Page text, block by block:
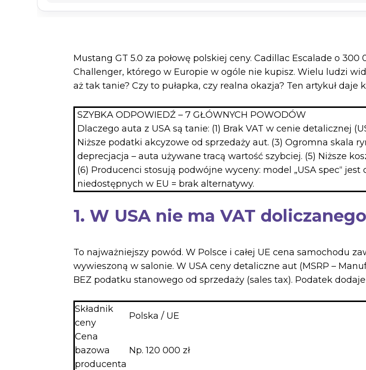
Mustang GT 5.0 za połowę polskiej ceny. Cadillac Escalade o
Challenger, którego w Europie w ogóle nie kupisz. Wielu ludzi
aż tak tanie? Czy to pułapka, czy realna okazja? Ten artykuł
SZYBKA ODPOWIEDŹ – 7 GŁÓWNYCH POWODÓW
Dlaczego auta z USA są tanie: (1) Brak VAT w cenie detalicznej
Niższe podatki akcyzowe od sprzedaży aut. (3) Ogromna skala
deprecjacja – auta używane tracą wartość szybciej. (5) Niższe
(6) Producenci stosują podwójne wyceny: model „USA spec“ jest
niedostępnych w EU = brak alternatywy.
1. W USA nie ma VAT
To najważniejszy powód. W Polsce i całej UE cena samochodu
wywieszoną w salonie. W USA ceny detaliczne aut (MSRP –
BEZ podatku stanowego od sprzedaży (sales tax). Podatek
Składnik
ceny
Polska / UE
Cena
bazowa
producenta
Np. 120 000 zł